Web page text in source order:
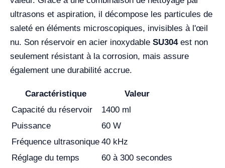
ultrasons et aspiration, il décompose les particules de
saleté en éléments microscopiques, invisibles à l'œil
nu. Son réservoir en acier inoxydable SU304est non
seulement résistant à la corrosion, mais assure
également une durabilité accrue.
Caractéristique
Valeur
Capacité du réservoir
1400 ml
Puissance
60 W
Fréquence ultrasonique 40 kHz
Réglage du temps
60 à 300 secondes